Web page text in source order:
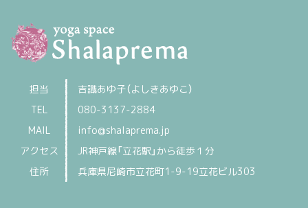
担当
吉識あゆ子（よしきあゆこ）
TEL
080-3137-2884
MAIL
info@shalaprema.jp
アクセス
JR神戸線「立花駅」から徒歩１分
住所
兵庫県尼崎市立花町1-9-19立花ビル303